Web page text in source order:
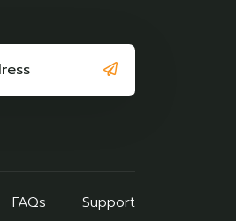
FAQs Support